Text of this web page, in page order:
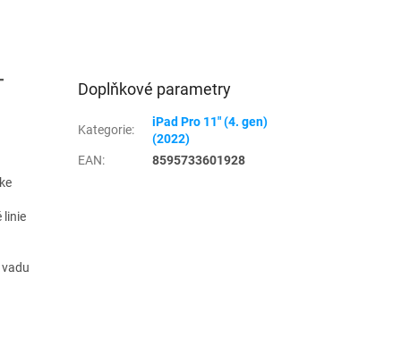
linie
Doplňkové parametry
Kategorie:
iPad Pro 11" (4. gen)
(2022)
EAN: 8595733601928